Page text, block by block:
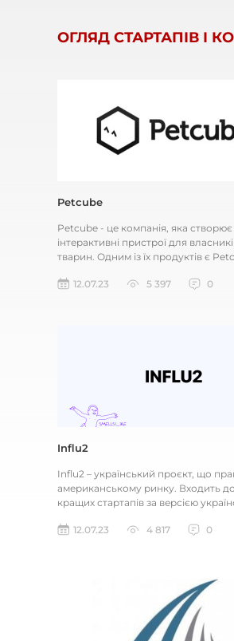
ОГЛЯД СТАРТАПІВ І
Petcube
Petcube - це компанія, яка створює
інтерактивні пристрої для
тварин. Одним із їх продуктів є
12.07.23
5 397 0
Influ2
Influ2 – український проєкт, що
американському ринку. Входить
кращих стартапів за версією
12.07.23
4 817 0